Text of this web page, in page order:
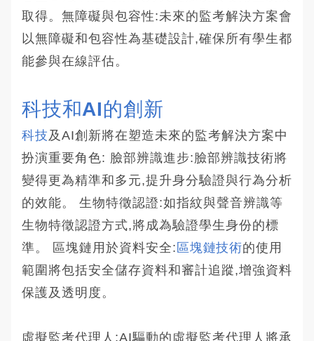
取得。無障礙與包容性:未來的監考解決方案會
以無障礙和包容性為基礎設計,確保所有學生都
能參與在線評估。
科技和AI的創新
科技 及AI創新將在塑造未來的監考解決方案中
扮演重要角色: 臉部辨識進步:臉部辨識技術將
變得更為精準和多元,提升身分驗證與行為分析
的效能。 生物特徵認證:如指紋與聲音辨識等
生物特徵認證方式,將成為驗證學生身份的標
準。 區塊鏈用於資料安全: 區塊鏈技術的使用
範圍將包括安全儲存資料和審計追蹤,增強資料
保護及透明度。
虛擬監考代理人:AI驅動的虛擬監考代理人將承